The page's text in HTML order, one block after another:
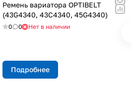
Ремень вариатора OPTIBELT
(43G4340, 43C4340, 45G4340)
0 0 Нет в наличии
Подробнее